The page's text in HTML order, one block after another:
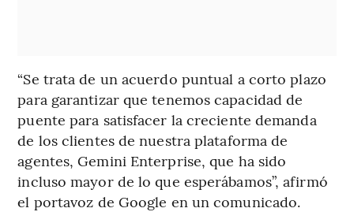
“Se trata de un acuerdo puntual a corto plazo
para garantizar que tenemos capacidad de
puente para satisfacer la creciente demanda
de los clientes de nuestra plataforma de
agentes, Gemini Enterprise, que ha sido
incluso mayor de lo que esperábamos”, afirmó
el portavoz de Google en un comunicado.